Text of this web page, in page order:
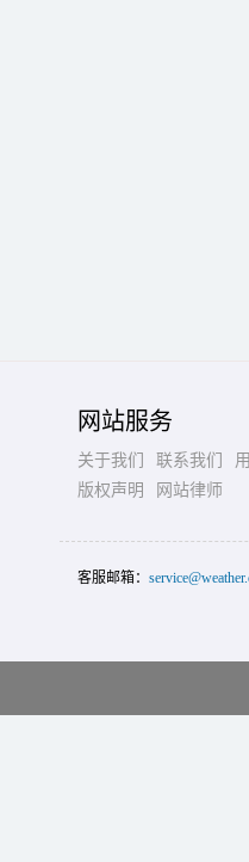
网站服务
关于我们 联系我们
版权声明
网站律师
客服邮箱：